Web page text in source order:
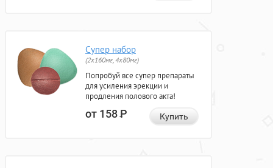
Супер набор
(2х160мг, 4х80мг)
Попробуй все супер препараты
для усиления эрекции и
продления полового акта!
от 158Р Купить